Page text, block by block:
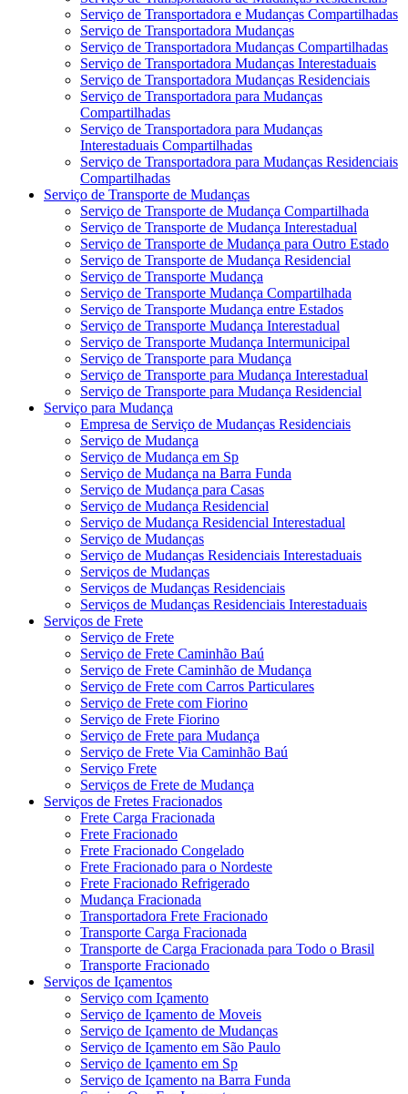
Serviço de Transportadora e Mudanças Compartilhadas
Serviço de Transportadora Mudanças
Serviço de Transportadora Mudanças Compartilhadas
Serviço de Transportadora Mudanças Interestaduais
Serviço de Transportadora Mudanças Residenciais
Serviço de Transportadora para Mudanças
Compartilhadas
Serviço de Transportadora para Mudanças
Interestaduais Compartilhadas
Serviço de Transportadora para Mudanças Residenciais
Compartilhadas
Serviço de Transporte de Mudanças
Serviço de Transporte de Mudança Compartilhada
Serviço de Transporte de Mudança Interestadual
Serviço de Transporte de Mudança para Outro Estado
Serviço de Transporte de Mudança Residencial
Serviço de Transporte Mudança
Serviço de Transporte Mudança Compartilhada
Serviço de Transporte Mudança entre Estados
Serviço de Transporte Mudança Interestadual
Serviço de Transporte Mudança Intermunicipal
Serviço de Transporte para Mudança
Serviço de Transporte para Mudança Interestadual
Serviço de Transporte para Mudança Residencial
Serviço para Mudança
Empresa de Serviço de Mudanças Residenciais
Serviço de Mudança
Serviço de Mudança em Sp
Serviço de Mudança na Barra Funda
Serviço de Mudança para Casas
Serviço de Mudança Residencial
Serviço de Mudança Residencial Interestadual
Serviço de Mudanças
Serviço de Mudanças Residenciais Interestaduais
Serviços de Mudanças
Serviços de Mudanças Residenciais
Serviços de Mudanças Residenciais Interestaduais
Serviços de Frete
Serviço de Frete
Serviço de Frete Caminhão Baú
Serviço de Frete Caminhão de Mudança
Serviço de Frete com Carros Particulares
Serviço de Frete com Fiorino
Serviço de Frete Fiorino
Serviço de Frete para Mudança
Serviço de Frete Via Caminhão Baú
Serviço Frete
Serviços de Frete de Mudança
Serviços de Fretes Fracionados
Frete Carga Fracionada
Frete Fracionado
Frete Fracionado Congelado
Frete Fracionado para o Nordeste
Frete Fracionado Refrigerado
Mudança Fracionada
Transportadora Frete Fracionado
Transporte Carga Fracionada
Transporte de Carga Fracionada para Todo o Brasil
Transporte Fracionado
Serviços de Içamentos
Serviço com Içamento
Serviço de Içamento de Moveis
Serviço de Içamento de Mudanças
Serviço de Içamento em São Paulo
Serviço de Içamento em Sp
Serviço de Içamento na Barra Funda